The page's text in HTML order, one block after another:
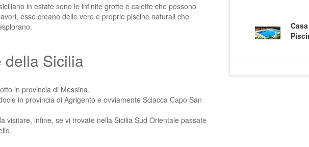
in estate sono le infinite grotte e calette che possono
esse creano delle vere e proprie piscine naturali che
della Sicilia
in provincia di Messina.
in provincia di Agrigento e ovviamente Sciacca Capo San
visitare, infine, se vi trovate nella Sicilia Sud Orientale passate